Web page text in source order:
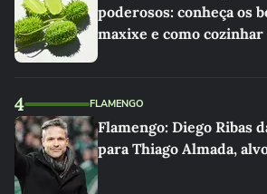
poderosos: conheça os
maxixe e como cozinhar
4 FLAMENGO
Flamengo: Diego Ribas
para Thiago Almada,